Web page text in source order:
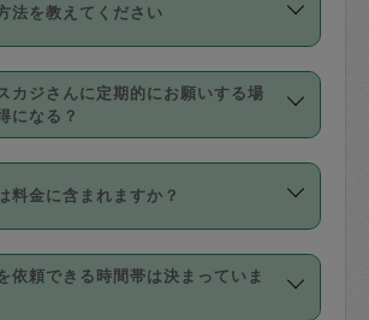
申請することが必要です。な
間を下回っても、値引き等はござ
。
を選んで設定しています。
さんの価格設定には最初は制限
レビュー件数、レビューの平均
で除々に設定可能な最高額が上
く仕組みになっています。
法を教えてください
法はクレジットカード（Visa／
JCB／AMERICAN EXPRESS／
Club）のみとなります。
にご入力ください。プロフィー
にはご入力いただかなくても大
。
カード・プリペイドカード（Vプ
カジさんに定期的にお願いする場
になる？
「スポット」と「定期（毎週｜
があり、「定期」の依頼は「ス
よりお得な料金でご利用できま
低利用回数は設けていない代わ
料金に含まれますか？
依頼料金とは別途発生し、依頼
請求と合わせてお支払いとなり
依頼できる時間帯は決まっていま